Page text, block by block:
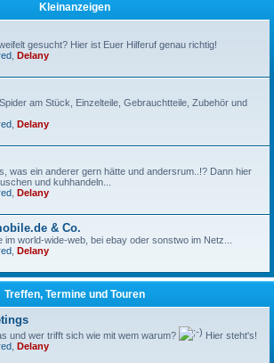
Kleinanzeigen
gesucht? Hier ist Euer Hilferuf genau richtig!
Delany
am Stück, Einzelteile, Gebrauchtteile, Zubehör und
Delany
was ein anderer gern hätte und andersrum..!? Dann hier
und kuhhandeln...
Delany
& Co.
im world-wide-web, bei ebay oder sonstwo im Netz...
Delany
Treffen, Termine und Touren
und wer trifft sich wie mit wem warum?
Hier steht's!
Delany